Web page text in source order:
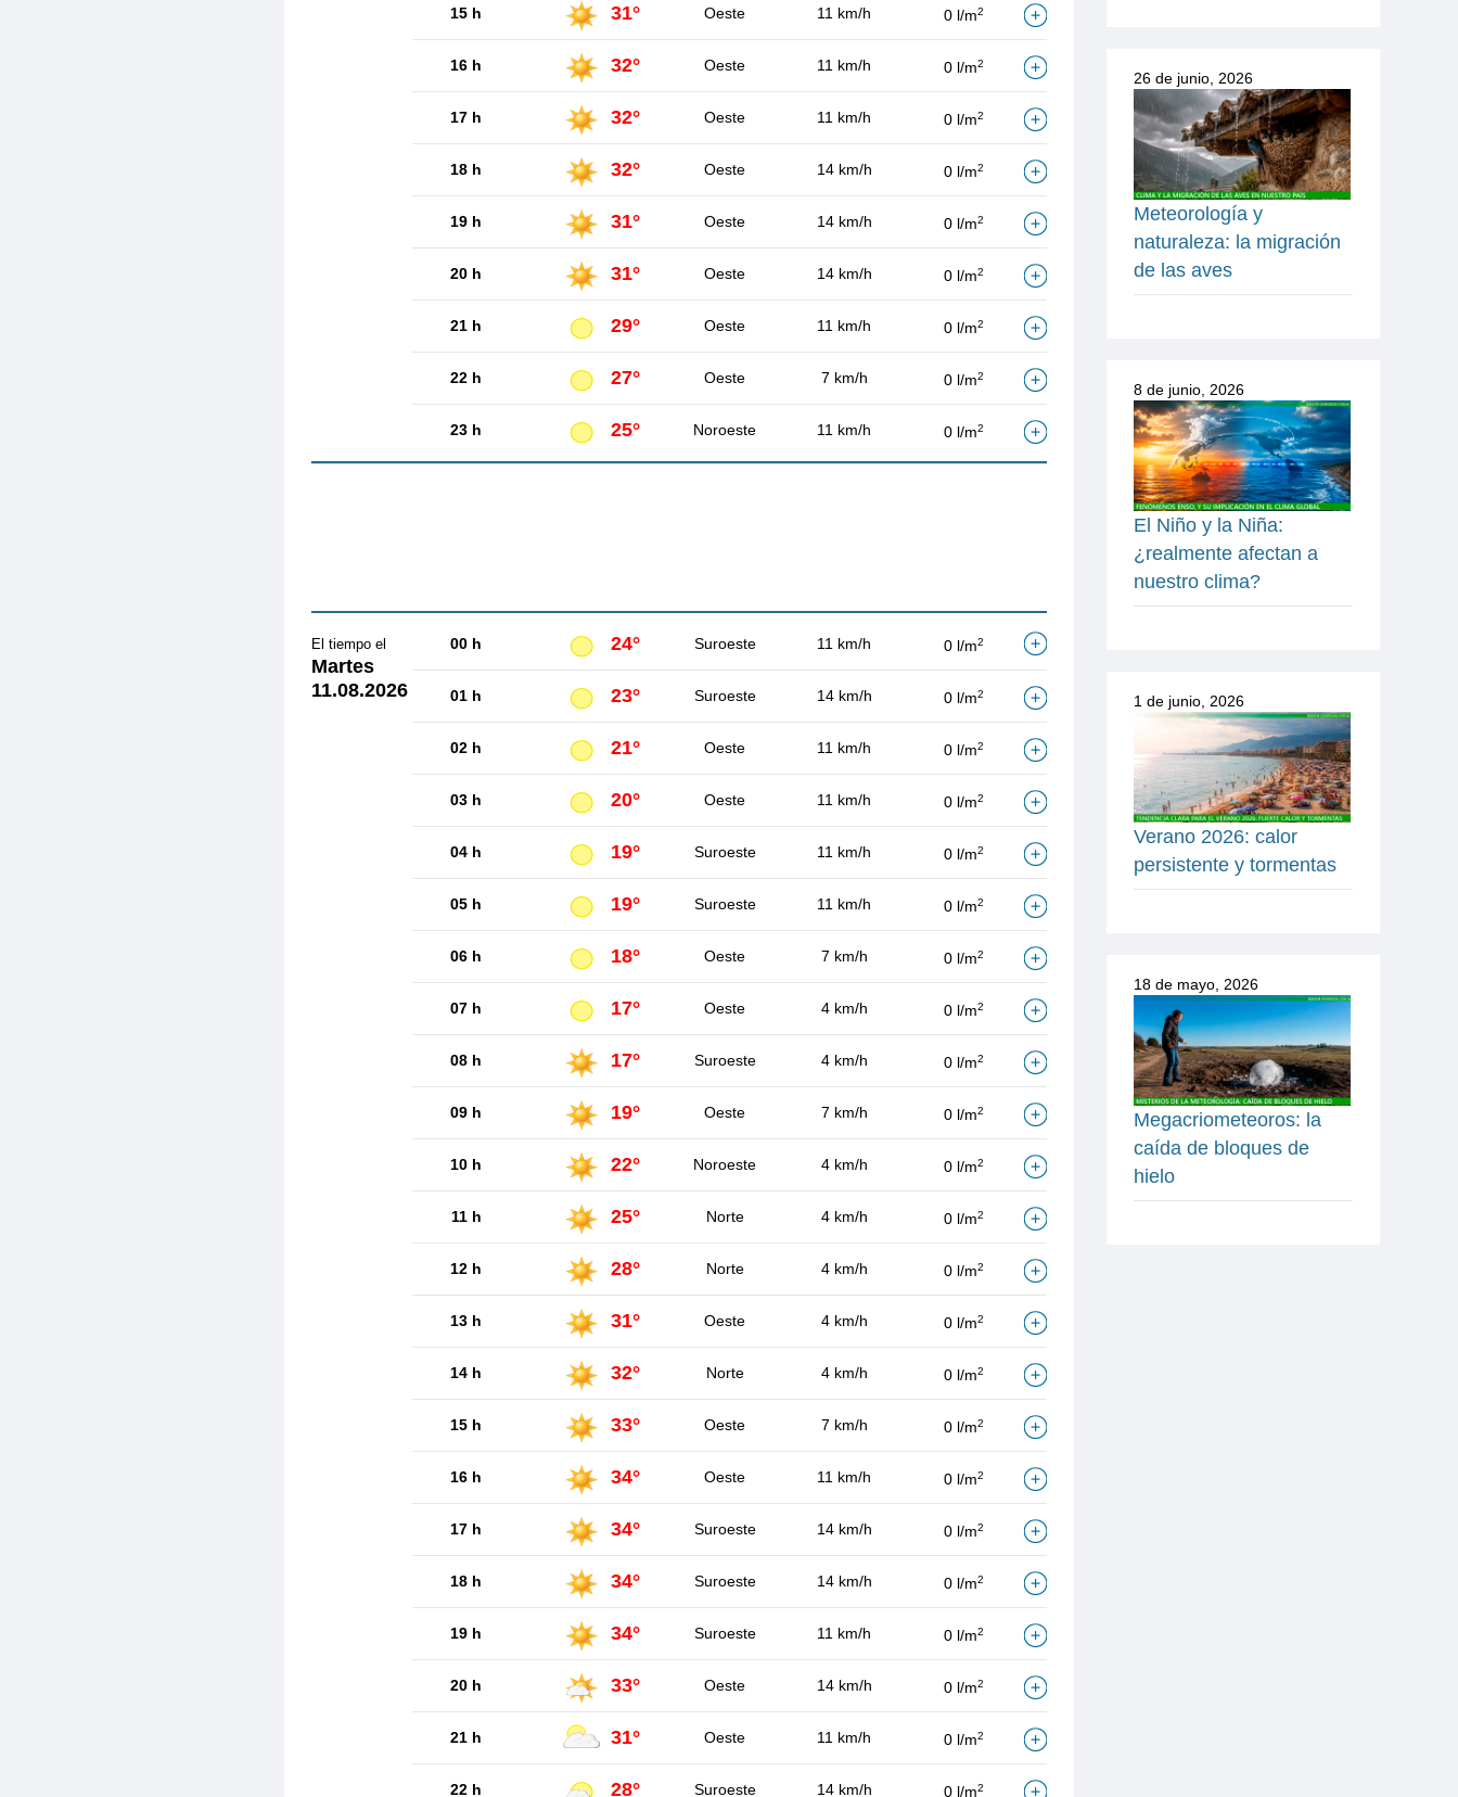
15 h 31° Oeste 11 km/h 0 l/m2
16 h 32° Oeste 11 km/h 0 l/m2
17 h 32° Oeste 11 km/h 0 l/m2
18 h 32° Oeste 14 km/h 0 l/m2
19 h 31° Oeste 14 km/h 0 l/m2
20 h 31° Oeste 14 km/h 0 l/m2
21 h 29° Oeste 11 km/h 0 l/m2
22 h 27° Oeste 7 km/h 0 l/m2
23 h 25° Noroeste 11 km/h 0 l/m2
El tiempo el
Martes
11.08.2026
00 h 24° Suroeste 11 km/h 0 l/m2
01 h 23° Suroeste 14 km/h 0 l/m2
02 h 21° Oeste 11 km/h 0 l/m2
03 h 20° Oeste 11 km/h 0 l/m2
04 h 19° Suroeste 11 km/h 0 l/m2
05 h 19° Suroeste 11 km/h 0 l/m2
06 h 18° Oeste 7 km/h 0 l/m2
07 h 17° Oeste 4 km/h 0 l/m2
08 h 17° Suroeste 4 km/h 0 l/m2
09 h 19° Oeste 7 km/h 0 l/m2
10 h 22° Noroeste 4 km/h 0 l/m2
11 h 25° Norte 4 km/h 0 l/m2
12 h 28° Norte 4 km/h 0 l/m2
13 h 31° Oeste 4 km/h 0 l/m2
14 h 32° Norte 4 km/h 0 l/m2
15 h 33° Oeste 7 km/h 0 l/m2
16 h 34° Oeste 11 km/h 0 l/m2
17 h 34° Suroeste 14 km/h 0 l/m2
18 h 34° Suroeste 14 km/h 0 l/m2
19 h 34° Suroeste 11 km/h 0 l/m2
20 h 33° Oeste 14 km/h 0 l/m2
21 h 31° Oeste 11 km/h 0 l/m2
22 h 28° Suroeste 14 km/h 0 l/m2
26 de junio, 2026
Meteorología y
naturaleza: la migración
de las aves
8 de junio, 2026
El Niño y la Niña:
¿realmente afectan a
nuestro clima?
1 de junio, 2026
Verano 2026: calor
persistente y tormentas
18 de mayo, 2026
Megacriometeoros: la
caída de bloques de
hielo